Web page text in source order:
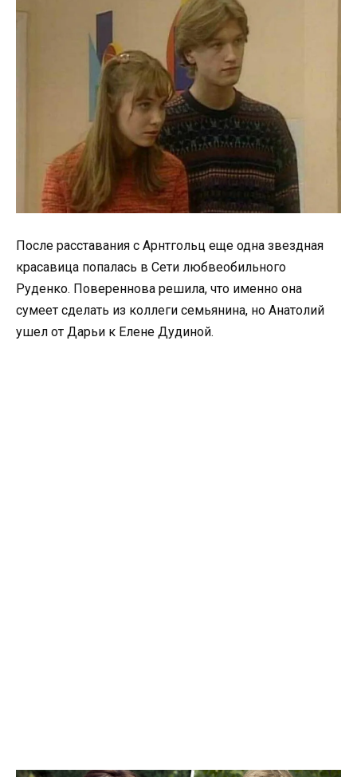
После расставания с Арнтгольц еще одна звездная
красавица попалась в Сети любвеобильного
Руденко. Повереннова решила, что именно она
сумеет сделать из коллеги семьянина, но Анатолий
ушел от Дарьи к Елене Дудиной.